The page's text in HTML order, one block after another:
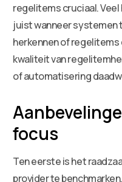
regelitems cruciaal.
juist wanneer
herkennen of
kwaliteit van
of automatisering
focus
Ten eerste is het
provider te